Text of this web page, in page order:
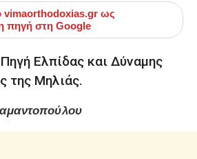
vimaorthodoxias.gr ως
πηγή στη Google
Ελπίδας και Δύναμης
της Μηλιάς.